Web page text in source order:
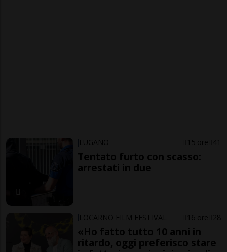
LUGANO 15 ore 41
Tentato furto con scasso:
arrestati in due
LOCARNO FILM FESTIVAL 16 ore 28
«Ho fatto tutto 10 anni in
ritardo, oggi preferisco stare